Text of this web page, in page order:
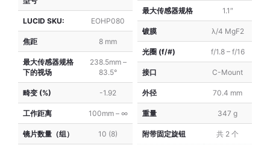
LUCID SKU: EOHP080
焦距 8 mm
最大传感器规格
下的视场
238.5mm –
83.5°
畸变 (%) -1.92
工作距离 100mm – ∞
镜片数量（组） 10 (8)
最大传感器规格 1.1″
镀膜 λ/4 MgF2
光圈 (f/#) f/1.8 – f/16
接口 C-Mount
外径 70.4 mm
重量 347 g
附带固定旋钮 共 2 个